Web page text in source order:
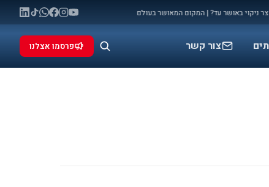
מלחמה: המאני טיים שלכם להתפרסם באושר עד? | המקום המאושר בעולם
צור קשר פרסמו אצלנו